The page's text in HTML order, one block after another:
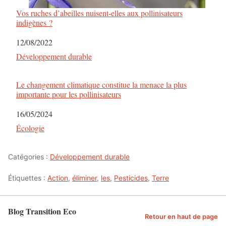
Vos ruches d’abeilles nuisent-elles aux pollinisateurs
indigènes ?
Date
12/08/2022
Par rapport à
Développement durable
Le changement climatique constitue la menace la plus
importante pour les pollinisateurs
Date
16/05/2024
Par rapport à
Écologie
Catégories : Développement durable
Étiquettes : Action, éliminer, les, Pesticides, Terre
Blog Transition Eco Retour en haut de page